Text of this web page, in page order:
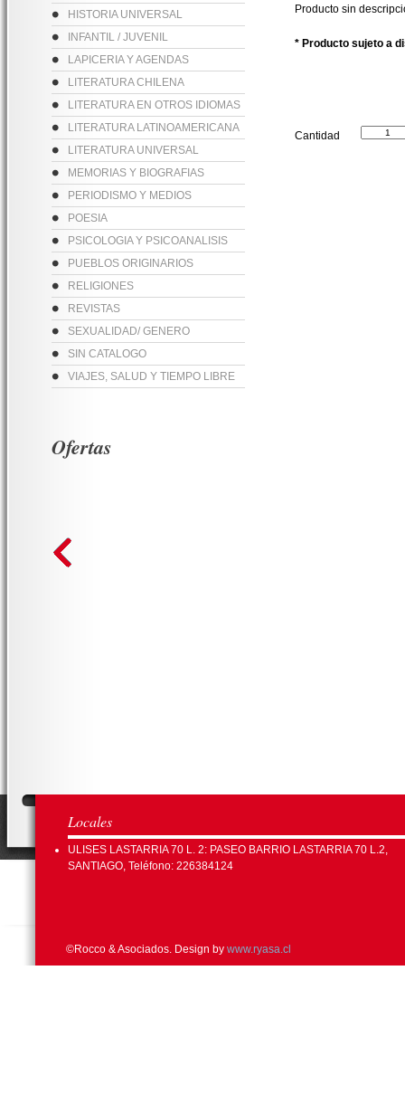
HISTORIA UNIVERSAL
INFANTIL / JUVENIL
LAPICERIA Y AGENDAS
LITERATURA CHILENA
LITERATURA EN OTROS IDIOMAS
LITERATURA LATINOAMERICANA
LITERATURA UNIVERSAL
MEMORIAS Y BIOGRAFIAS
PERIODISMO Y MEDIOS
POESIA
PSICOLOGIA Y PSICOANALISIS
PUEBLOS ORIGINARIOS
RELIGIONES
REVISTAS
SEXUALIDAD/ GENERO
SIN CATALOGO
VIAJES, SALUD Y TIEMPO LIBRE
Producto sin
* Producto sujeto a
Cantidad
Ofertas
Locales
ULISES LASTARRIA 70 L. 2: PASEO BARRIO LASTARRIA 70 L.2,
SANTIAGO, Teléfono: 226384124
©Rocco & Asociados. Design by www.ryasa.cl